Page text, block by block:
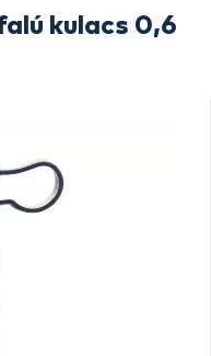
kulacs 0,6